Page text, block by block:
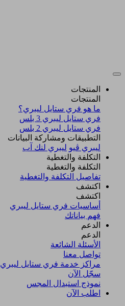
المنتجات
المنتجات
ما هو فري ستايل ليبري؟
فري ستايل ليبري 3 بلس​
فري ستايل ليبري 2 بلس​
التطبيقات ومشاركة البيانات
ليبري ڤيو ليبري لنك آب
التكلفة والتغطية
التكلفة والتغطية
تفاصيل التكلفة والتغطية
اكتشف​
اكتشف​
أساسيات فري ستايل ليبري
فهم بياناتك
الدعم
الدعم
الأسئلة الشائعة
تواصل معنا
مراكز خدمة فري ستايل ليبري
سجّل الآن​
نموذج استبدال المجس
اطلب الآن